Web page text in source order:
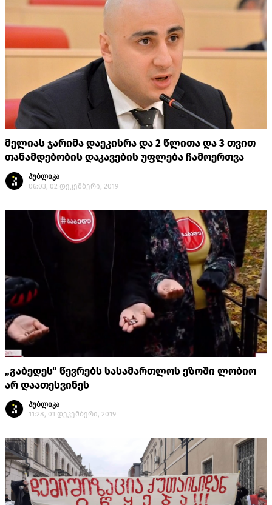
მელიას ჯარიმა დაეკისრა და 2 წლითა და 3 თვით
თანამდებობის დაკავების უფლება ჩამოერთვა
პუბლიკა
06:03, 02 დეკემბერი, 2019
„გაბედეს“ წევრებს სასამართლოს ეზოში ლობიო
არ დაათესვინეს
პუბლიკა
11:28, 01 დეკემბერი, 2019